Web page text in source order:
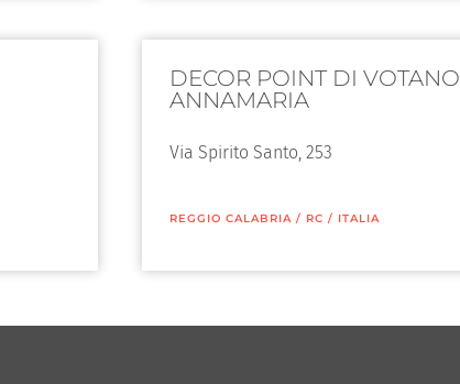
DECOR POINT DI VOTANO
ANNAMARIA
Via Spirito Santo, 253
REGGIO CALABRIA / RC / ITALIA